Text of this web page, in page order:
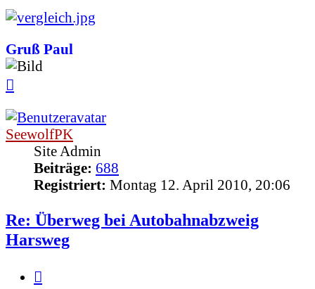
Gruß Paul
SeewolfPK
Site Admin
Beiträge: 688
Registriert: Montag 12. April 2010, 20:06
Re: Überweg bei Autobahnabzweig
Harsweg